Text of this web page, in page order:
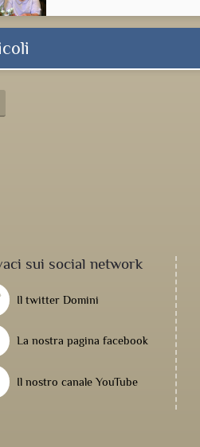
sui social network
Il twitter Domini
La nostra pagina facebook
Il nostro canale YouTube